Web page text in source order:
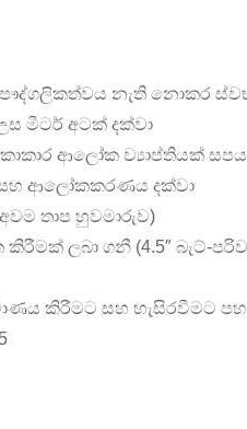
නැති නොකර
මීටර් අටක් දක්වා
ආලෝක ව්‍යාප්තියක්
සහ ආලෝකකරණය දක්වා
තාප හුවමාරුව)
කිරීමක් ලබා ගනී (4.5″
කිරීමට සහ හැසිරවීමට